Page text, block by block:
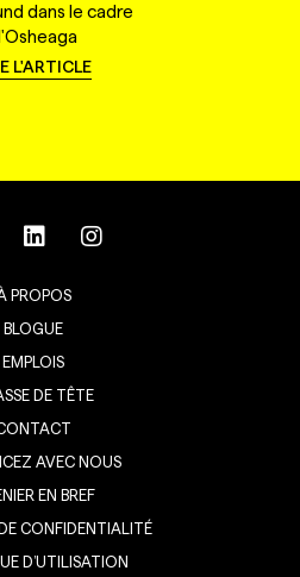
dans le cadre
L'ARTICLE
PROPOS
BLOGUE
EMPLOIS
DE TÊTE
AVEC NOUS
EN BREF
CONFIDENTIALITÉ
D’UTILISATION